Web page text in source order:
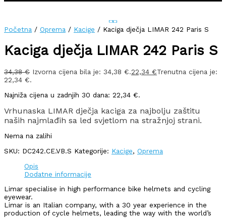
Početna / Oprema / Kacige / Kaciga dječja LIMAR 242 Paris S
Kaciga dječja LIMAR 242 Paris S
34,38€ Izvorna cijena bila je: 34,38 €.22,34 €Trenutna cijena je:
22,34 €.
Najniža cijena u zadnjih 30 dana: 22,34 €.
Vrhunaska LIMAR dječja kaciga za najbolju zaštitu
naših najmlađih sa led svjetlom na stražnjoj strani.
Nema na zalihi
SKU: DC242.CE.VB.S Kategorije: Kacige, Oprema
Opis
Dodatne informacije
Limar specialise in high performance bike helmets and cycling
eyewear.
Limar is an Italian company, with a 30 year experience in the
production of cycle helmets, leading the way with the world’s